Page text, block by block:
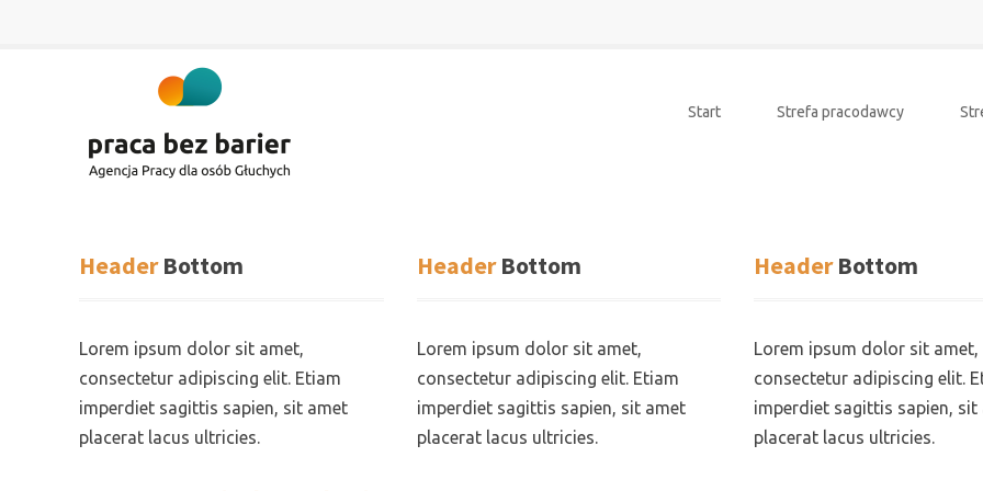
Start Strefa pracodawcy
Header Bottom
Lorem ipsum dolor sit amet,
consectetur adipiscing elit. Etiam
imperdiet sagittis sapien, sit amet
placerat lacus ultricies.
Header Bottom
Lorem ipsum dolor sit amet,
consectetur adipiscing elit. Etiam
imperdiet sagittis sapien, sit amet
placerat lacus ultricies.
Header Bottom
Lorem ipsum dolor sit amet,
consectetur adipiscing elit.
imperdiet sagittis sapien, sit
placerat lacus ultricies.